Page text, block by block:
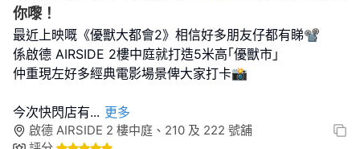
你嚟！
最近上映嘅《優獸大都會2》相信好多朋友仔都有睇📽️
係啟德 AIRSIDE 2樓中庭就打造5米高｢優獸市｣
仲重現左好多經典電影場景俾大家打卡📸
今次快閃店有... 更多
啟德 AIRSIDE 2 樓中庭、210 及 222 號舖